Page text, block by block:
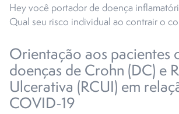
Hey você portador de doença
Qual seu risco individual ao contrair o
Orientação aos pacientes
doenças de Crohn (DC) e
Ulcerativa (RCUI) em
COVID-19